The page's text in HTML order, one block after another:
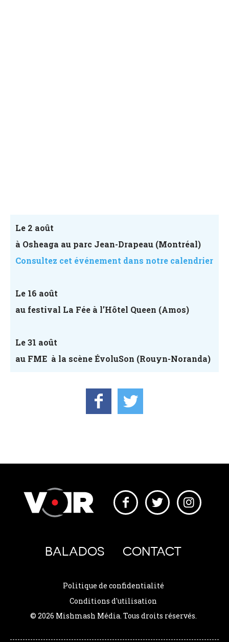
Le 2 août
à Osheaga au parc Jean-Drapeau (Montréal)
Consultez cet événement dans notre calendrier
Le 16 août
au festival La Fée à l’Hôtel Queen (Amos)
Le 31 août
au FME à la scène ÉvoluSon (Rouyn-Noranda)
BALADOS CONTACT
Politique de confidentialité
Conditions d'utilisation
© 2026 Mishmash Média. Tous droits réservés.